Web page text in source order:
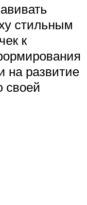
стильным
к
на развитие
своей